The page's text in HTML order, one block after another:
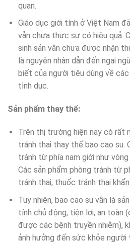
quan.
Giáo dục giới tính ở Việt Nam
vẫn chưa thực sự có hiệu quả.
sinh sản vẫn chưa được nhận
là nguyên nhân dẫn đến ngại
biết của người tiêu dùng về
tình dục.
Sản phẩm thay thế:
Trên thị trường hiện nay có rất
tránh thai thay thế bao cao su.
tránh từ phía nam giới như
Các sản phẩm phòng tránh từ
tránh thai, thuốc tránh thai
Tuy nhiên, bao cao su vẫn là
tính chủ động, tiện lợi, an toàn
được các bệnh truyền nhiễm),
ảnh hưởng đến sức khỏe người